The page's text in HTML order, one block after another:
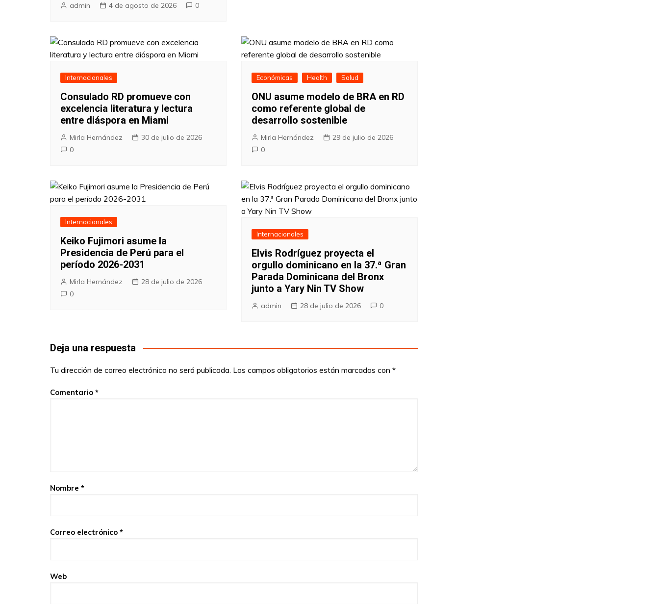
admin 4 de agosto de 2026 0
Internacionales
Consulado RD promueve con
excelencia literatura y lectura
entre diáspora en Miami
Mirla Hernández
30 de julio de 2026
0
Económicas Health Salud
ONU asume modelo de BRA en RD
como referente global de
desarrollo sostenible
Mirla Hernández
29 de julio de 2026
0
Internacionales
Keiko Fujimori asume la
Presidencia de Perú para el
período 2026-2031
Mirla Hernández
28 de julio de 2026
0
Internacionales
Elvis Rodríguez proyecta el
orgullo dominicano en la 37.ª Gran
Parada Dominicana del Bronx
junto a Yary Nin TV Show
admin 28 de julio de 2026 0
Deja una respuesta
Tu dirección de correo electrónico no será publicada. Los campos obligatorios están marcados con *
Comentario *
Nombre *
Correo electrónico *
Web